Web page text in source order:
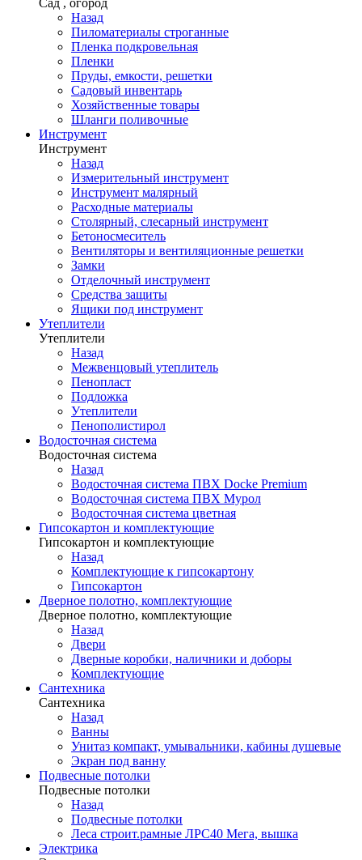
Сад , огород
Назад
Пиломатериалы строганные
Пленка подкровельная
Пленки
Пруды, емкости, решетки
Садовый инвентарь
Хозяйственные товары
Шланги поливочные
Инструмент
Инструмент
Назад
Измерительный инструмент
Инструмент малярный
Расходные материалы
Столярный, слесарный инструмент
Бетоносмеситель
Вентиляторы и вентиляционные решетки
Замки
Отделочный инструмент
Средства защиты
Ящики под инструмент
Утеплители
Утеплители
Назад
Межвенцовый утеплитель
Пенопласт
Подложка
Утеплители
Пенополистирол
Водосточная система
Водосточная система
Назад
Водосточная система ПВХ Docke Premium
Водосточная система ПВХ Мурол
Водосточная система цветная
Гипсокартон и комплектующие
Гипсокартон и комплектующие
Назад
Комплектующие к гипсокартону
Гипсокартон
Дверное полотно, комплектующие
Дверное полотно, комплектующие
Назад
Двери
Дверные коробки, наличники и доборы
Комплектующие
Сантехника
Сантехника
Назад
Ванны
Унитаз компакт, умывальники, кабины душевые
Экран под ванну
Подвесные потолки
Подвесные потолки
Назад
Подвесные потолки
Леса строит.рамные ЛРС40 Мега, вышка
Электрика